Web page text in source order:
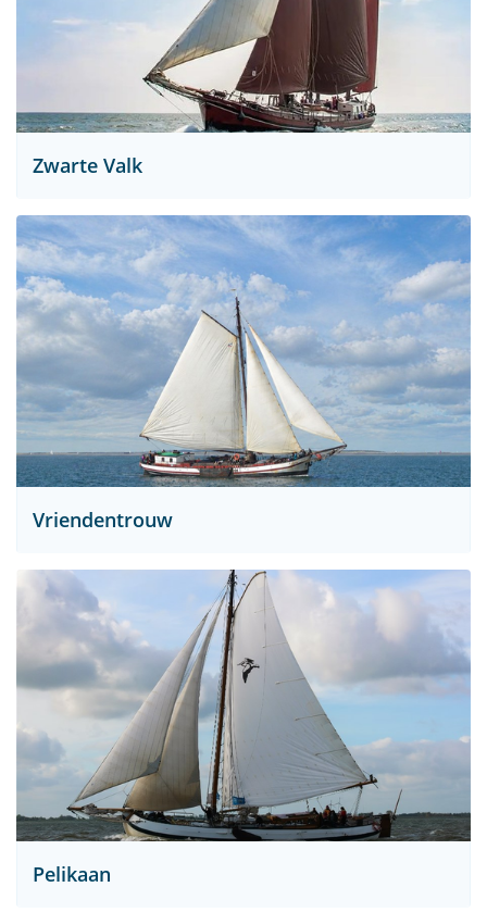
Zwarte Valk
Vriendentrouw
Pelikaan